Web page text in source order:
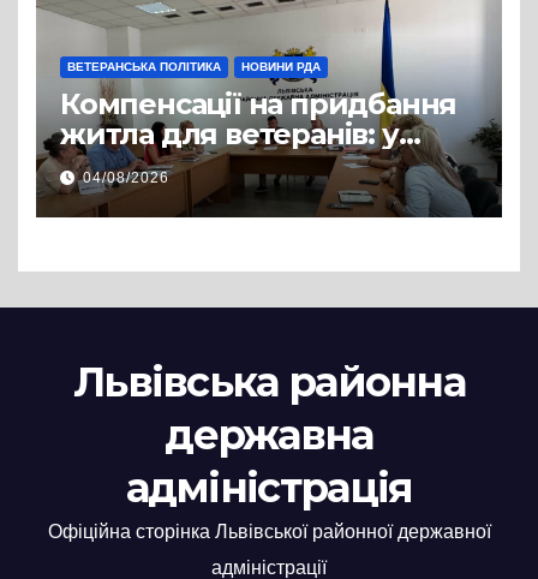
ВЕТЕРАНСЬКА ПОЛІТИКА НОВИНИ РДА
Компенсації на придбання
житла для ветеранів: у
Львівській РДА розглянули
нові заяви
04/08/2026
Львівська районна
державна
адміністрація
Офіційна сторінка Львівської районної державної
адміністрації